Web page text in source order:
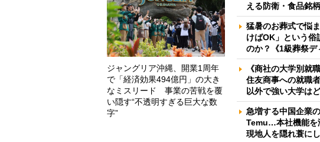
ジャングリア沖縄、開業1周年
で「経済効果494億円」の大き
なミスリード 事業の苦戦を覆
い隠す“不透明すぎる巨大な数
字”
える防衛・食品銘
猛暑のお葬式で悩
けばOK」という俗
のか？《1級葬祭デ
《商社の大学別就
住友商事への就職
以外で強い大学は
急増する中国企業
Temu…本社機能を
現地人を隠れ蓑に